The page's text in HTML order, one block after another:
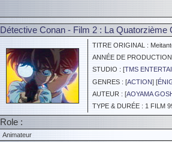
Détective Conan - Film 2 : La Quatorzième
TITRE ORIGINAL :
ANNÉE DE
STUDIO : [TMS
GENRES : [ACTION] [
AUTEUR : [AOYAMA
TYPE & DURÉE : 1 FILM
Role :
Animateur